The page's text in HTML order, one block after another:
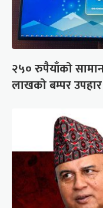
२५० रुपैयाँको
लाखको बम्पर उपहार